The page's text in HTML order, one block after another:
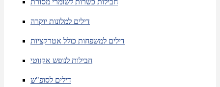
חבילות כשרות לשומרי מסורת
דילים למלונות יוקרה
דילים למשפחות כולל אטרקציות
חבילות לנופש אקזוטי
דילים לסופ"ש